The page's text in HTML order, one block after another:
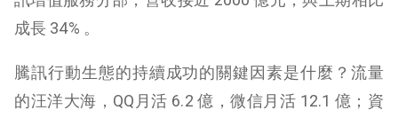
成長 34% 。
騰訊行動生態的持續成功的關鍵因素是什麼？流量
的汪洋大海，QQ月活 6.2 億，微信月活 12.1 億；資